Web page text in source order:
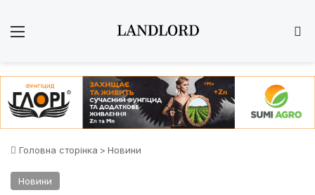
Головна сторінка > Новини
Новини